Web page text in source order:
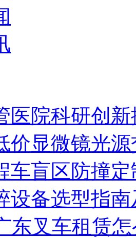
医院科研创
价显微镜光
车盲区防撞
设备选型指
东叉车租赁